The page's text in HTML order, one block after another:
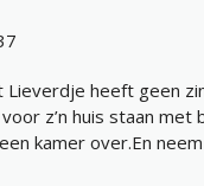
heeft geen
z’n huis staan
kamer over.En